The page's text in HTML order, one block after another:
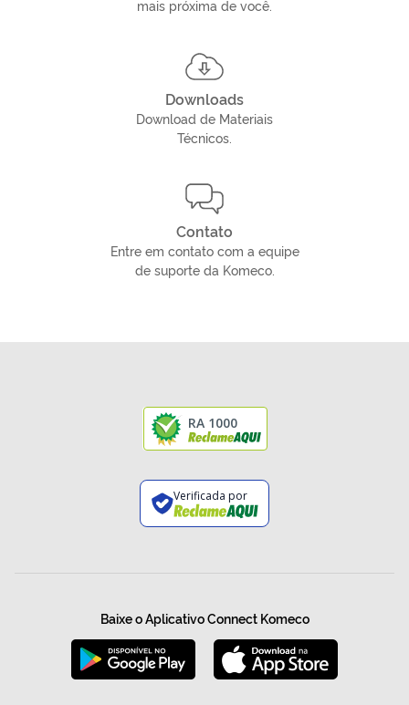
mais próxima de você.
Downloads
Download de Materiais
Técnicos.
Contato
Entre em contato com a equipe
de suporte da Komeco.
RA 1000
Verificada por
Baixe o Aplicativo Connect Komeco